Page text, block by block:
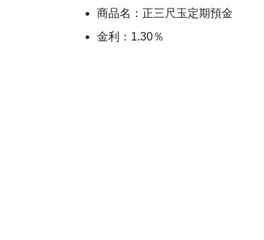
商品名：正三尺玉定期預金
金利：1.30％